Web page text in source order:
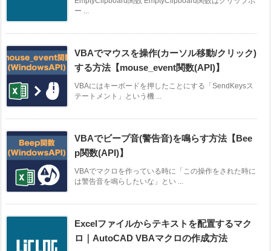
ー ...
VBAでマウスを操作(カーソル移動/クリック)
する方法【mouse_event関数(API)】
VBAにはキーボードを押したことにする「SendKeysス
テートメント」という機 ...
VBAでビープ音(警告音)を鳴らす方法【Bee
p関数(API)】
VBAでマクロを作っている時に「この操作をされた時に
は警告音を鳴らしたいな」とい ...
Excelファイルからテキストを配置するマク
ロ｜AutoCAD VBAマクロの作成方法